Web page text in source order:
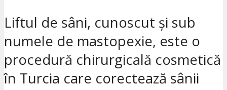
Liftul de sâni, cunoscut și sub
numele de mastopexie, este o
procedură chirurgicală cosmetică
în Turcia care corectează sânii